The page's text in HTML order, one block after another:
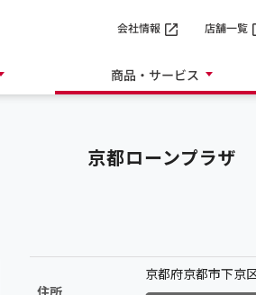
商品・サービス
会社情報 店舗一覧
京都ローンプラザ
住所
京都府京都市下京